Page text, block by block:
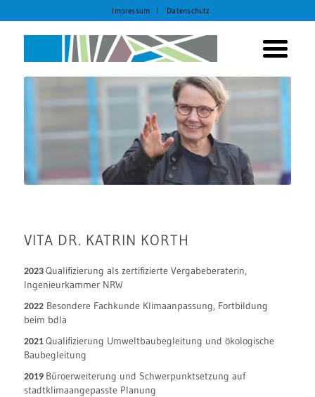
Impressum Datenschutz
VITA DR. KATRIN KORTH
2023 Qualifizierung als zertifizierte Vergabeberaterin,
Ingenieurkammer NRW
2022Besondere Fachkunde Klimaanpassung, Fortbildung
beim bdla
2021 Qualifizierung Umweltbaubegleitung und ökologische
Baubegleitung
2019 Büroerweiterung und Schwerpunktsetzung auf
stadtklimaangepasste Planung